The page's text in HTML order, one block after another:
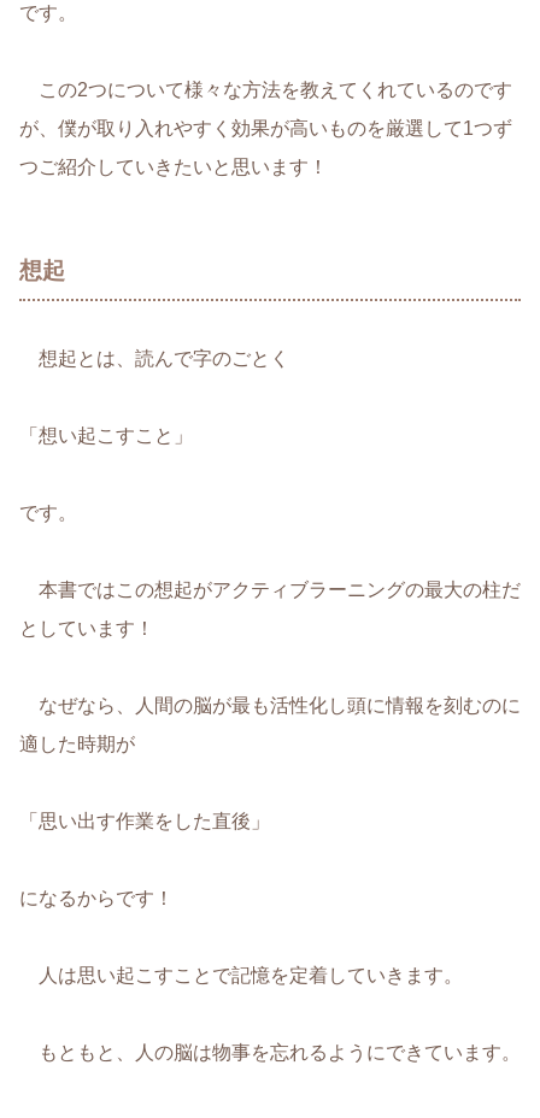
です。
この2つについて様々な方法を教えてくれているのです
が、僕が取り入れやすく効果が高いものを厳選して1つず
つご紹介していきたいと思います！
想起
想起とは、読んで字のごとく
「想い起こすこと」
です。
本書ではこの想起がアクティブラーニングの最大の柱だ
としています！
なぜなら、人間の脳が最も活性化し頭に情報を刻むのに
適した時期が
「思い出す作業をした直後」
になるからです！
人は思い起こすことで記憶を定着していきます。
もともと、人の脳は物事を忘れるようにできています。